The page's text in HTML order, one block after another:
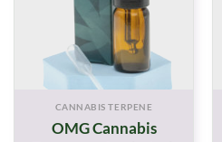
CANNABIS TERPENE
OMG Cannabis